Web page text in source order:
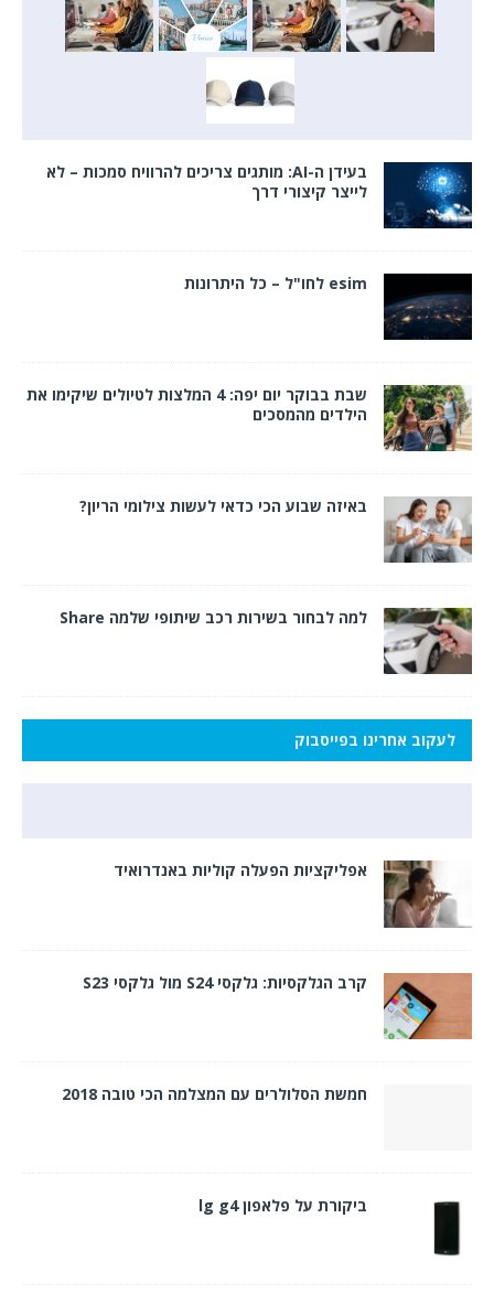
בעידן ה-AI: מותגים צריכים להרוויח סמכות – לא
לייצר קיצורי דרך
esim לחו"ל – כל היתרונות
שבת בבוקר יום יפה: 4 המלצות לטיולים שיקימו את
הילדים מהמסכים
באיזה שבוע הכי כדאי לעשות צילומי הריון?
למה לבחור בשירות רכב שיתופי שלמה Share
לעקוב אחרינו בפייסבוק
אפליקציות הפעלה קוליות באנדרואיד
קרב הגלקסיות: גלקסי S24 מול גלקסי S23
חמשת הסלולרים עם המצלמה הכי טובה 2018
ביקורת על פלאפון lg g4